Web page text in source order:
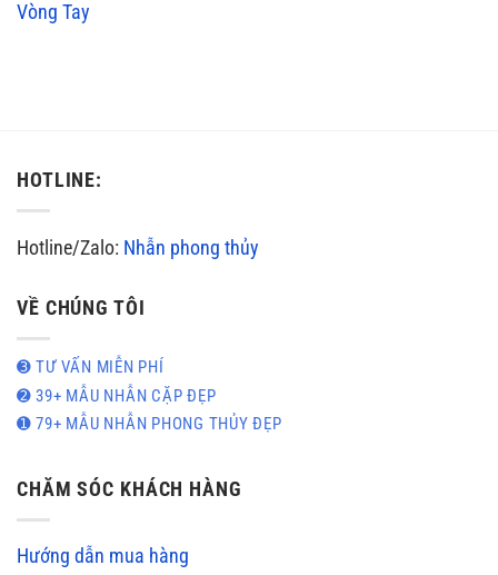
Vòng Tay
HOTLINE:
Hotline/Zalo: Nhẫn phong thủy
VỀ CHÚNG TÔI
➌ TƯ VẤN MIỄN PHÍ
➋ 39+ MẪU NHẪN CẶP ĐẸP
➊ 79+ MẪU NHẪN PHONG THỦY ĐẸP
CHĂM SÓC KHÁCH HÀNG
Hướng dẫn mua hàng